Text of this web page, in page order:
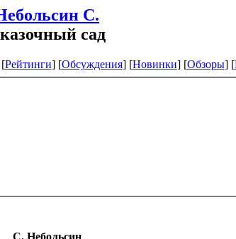
С.
сад
Рейтинги] [Обсуждения] [Новинки] [Обзоры] [